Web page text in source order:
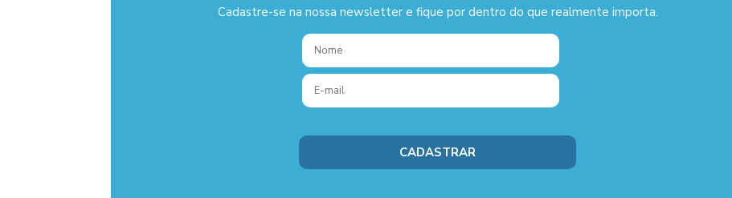
Cadastre-se na nossa newsletter e fique por dentro do que realmente importa.